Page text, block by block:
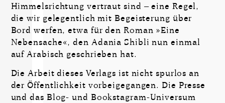
Himmelsrichtung vertraut sind – eine Regel,
die wir gelegentlich mit Begeisterung über
Bord werfen, etwa für den Roman »Eine
Nebensache«, den Adania Shibli nun einmal
auf Arabisch geschrieben hat.
Die Arbeit dieses Verlags ist nicht spurlos an
der Öffentlichkeit vorbeigegangen. Die Presse
und das Blog- und Bookstagram-Universum